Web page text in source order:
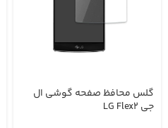
گلس محافظ صفحه گوشی ال
جی LG Flex2